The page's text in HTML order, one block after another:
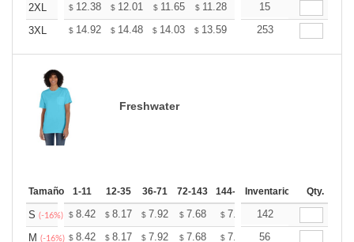
2XL $ 12.38 $ 12.01 $ 11.65 $ 11.28 10.91
15
3XL
$ 14.92 $ 14.48 $ 14.03 $ 13.59 13.15
253
Freshwater
Tamaño 1-11 12-35 36-71 72-143 144-287 288 + Mas
Inventario Qty.
S (-16%) $ 8.42 $ 8.17 $ 7.92 $ 7.68 $ 7.43 $7.30
142
M (-16%) $ 8.42 $ 8.17 $ 7.92 $ 7.68 $ 7.43 $7.30
56